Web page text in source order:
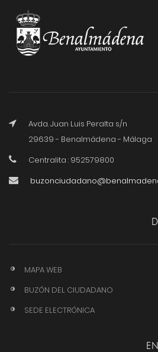
Avda. Juan Luis Peralta s/n
29639 - Benalmádena - Málaga
Centralita : 952579800
MAPA WEB
BUZÓN DEL CIUDADANO
SEDE ELECTRÓNICA